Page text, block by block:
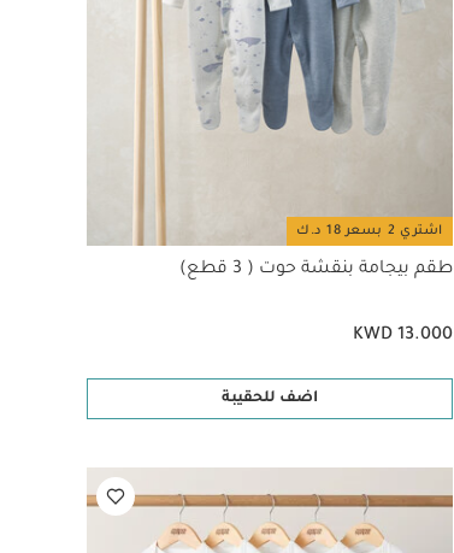
اشتري 2 بسعر 18 د.ك
طقم بيجامة بنقشة حوت ( 3 قطع)
KWD 13.000
اضف للحقيبة